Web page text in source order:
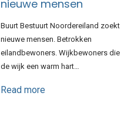
nieuwe mensen
Buurt Bestuurt Noordereiland zoekt
nieuwe mensen. Betrokken
eilandbewoners. Wijkbewoners die
de wijk een warm hart…
Read more